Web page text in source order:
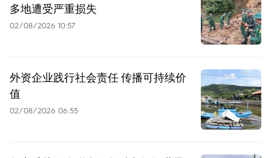
多地遭受严重损失
02/08/2026 10:57
外资企业践行社会责任 传播可持续价
值
02/08/2026 06:55